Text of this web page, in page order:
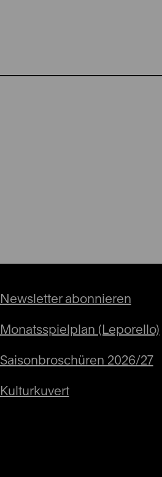
Newsletter abonnieren
Monatsspielplan (Leporello)
Saisonbroschüren 2026/27
Kulturkuvert